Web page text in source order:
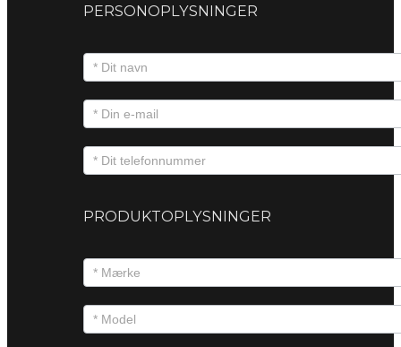
PERSONOPLYSNINGER
PRODUKTOPLYSNINGER